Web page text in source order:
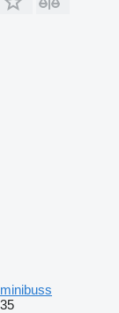
minibuss
35